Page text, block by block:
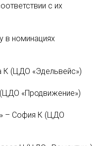
с их
в номинациях
К (ЦДО «Эдельвейс»)
«Продвижение»)
– София К (ЦДО